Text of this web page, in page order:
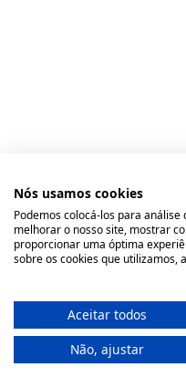
Nós usamos cookies
Podemos colocá-los para
melhorar o nosso site, mostrar
proporcionar uma óptima
sobre os cookies que utilizamos,
Aceitar todos
Não, ajustar